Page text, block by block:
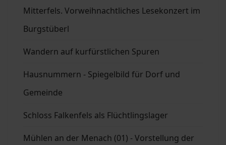
Mitterfels. Vorweihnachtliches Lesekonzert im
Burgstüberl
Wandern auf kurfürstlichen Spuren
Hausnummern - Spiegelbild für Dorf und
Gemeinde
Schloss Falkenfels als Flüchtlingslager
Mühlen an der Menach (01) - Vorstellung der